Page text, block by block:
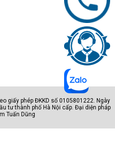
giấy phép ĐKKD số 0105801222. Ngày
tư thành phố Hà Nội cấp. Đại diện pháp
Tuấn Dũng